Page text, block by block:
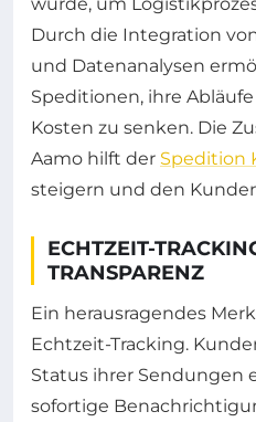
Durch die Integration
und Datenanalysen
Speditionen, ihre
Kosten zu senken. Die
Aamo hilft der Spedition
steigern und den
ECHTZEIT-
TRANSPARENZ
Ein herausragendes
Echtzeit-Tracking.
Status ihrer Sendungen
sofortige